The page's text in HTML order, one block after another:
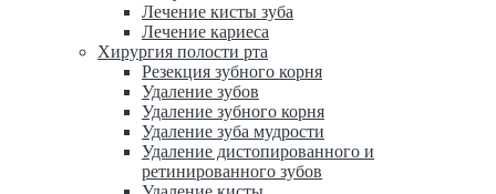
Лечение кисты зуба
Лечение кариеса
Хирургия полости рта
Резекция зубного корня
Удаление зубов
Удаление зубного корня
Удаление зуба мудрости
Удаление дистопированного и
ретинированного зубов